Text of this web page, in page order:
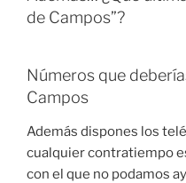
de Campos”?
Números que
Campos
Además dispones los
cualquier contratiempo
con el que no podamos